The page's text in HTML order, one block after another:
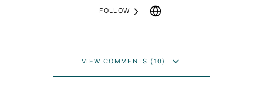
FOLLOW
VIEW COMMENTS (10)